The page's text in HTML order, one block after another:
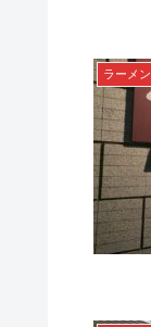
ラーメン